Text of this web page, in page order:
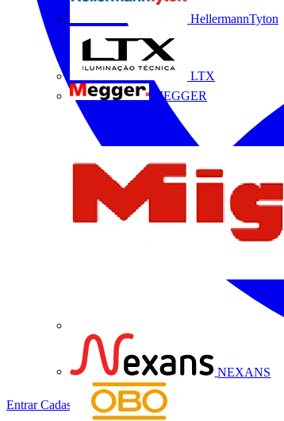
HellermannTyton
LTX
MEGGER
NEXANS
EntrarCadastrar